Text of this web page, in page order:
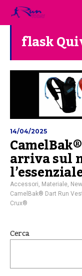
flask
14/04/2025
arriva sul
Accessori Materiale
CamelBak® Dart Run
Crux®
Cerca